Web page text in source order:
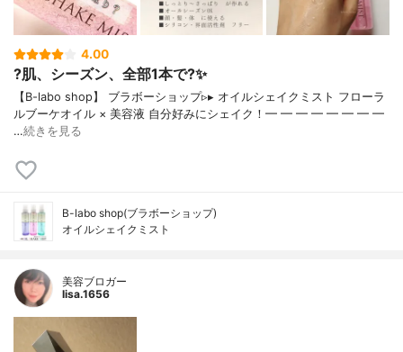
4.00
?肌、シーズン、全部1本で?✨
【B-labo shop】 ブラボーショップ▹▸ オイルシェイクミスト フローラ
ルブーケオイル × 美容液 自分好みにシェイク！━ ━ ━ ━ ━ ━ ━ ━
…続きを見る
B-labo shop(ブラボーショップ)
オイルシェイクミスト
美容ブロガー
lisa.1656